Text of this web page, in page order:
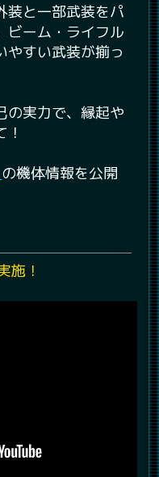
装と一部武装をパ
ビーム・ライフル
やすい武装が揃っ
の実力で、縁起や
の機体情報を公開
施！